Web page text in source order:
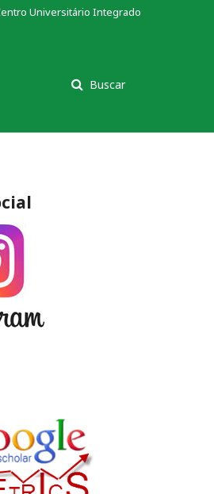
Buscar
Universitário Integrado